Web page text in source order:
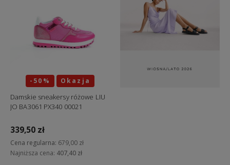
-50% Okazja
Damskie sneakersy różowe LIU
JO BA3061 PX340 00021
339,50 zł
Cena regularna: 679,00 zł
Najniższa cena: 407,40 zł